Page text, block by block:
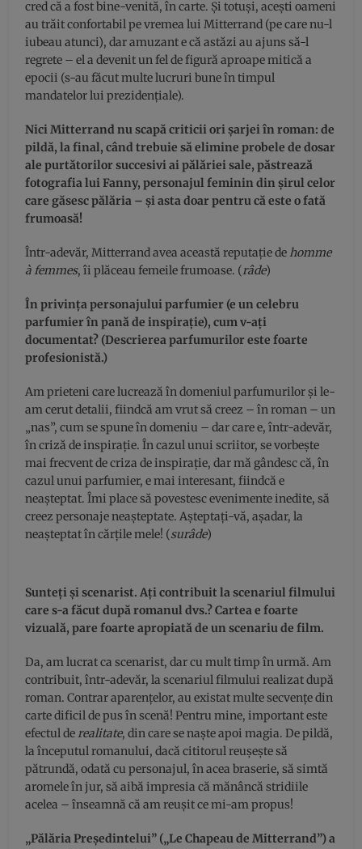
cred că a fost bine-venită, în carte. Şi totuşi, aceşti oameni
au trăit confortabil pe vremea lui Mitterrand (pe care nu-l
iubeau atunci), dar amuzant e că astăzi au ajuns să-l
regrete – el a devenit un fel de figură aproape mitică a
epocii (s-au făcut multe lucruri bune în timpul
mandatelor lui prezidenţiale).
Nici Mitterrand nu scapă criticii ori şarjei în roman: de
pildă, la final, când trebuie să elimine probele de dosar
ale purtătorilor succesivi ai pălăriei sale, păstrează
fotografia lui Fanny, personajul feminin din şirul celor
care găsesc pălăria – şi asta doar pentru că este o fată
frumoasă!
Într-adevăr, Mitterrand avea această reputaţie de homme
à femmes, îi plăceau femeile frumoase. (râde)
În privinţa personajului parfumier (e un celebru
parfumier în pană de inspiraţie), cum v-aţi
documentat? (Descrierea parfumurilor este foarte
profesionistă.)
Am prieteni care lucrează în domeniul parfumurilor şi le-
am cerut detalii, fiindcă am vrut să creez – în roman – un
„nas”, cum se spune în domeniu – dar care e, într-adevăr,
în criză de inspiraţie. În cazul unui scriitor, se vorbeşte
mai frecvent de criza de inspiraţie, dar mă gândesc că, în
cazul unui parfumier, e mai interesant, fiindcă e
neaşteptat. Îmi place să povestesc evenimente inedite, să
creez personaje neaşteptate. Aşteptaţi-vă, aşadar, la
neaşteptat în cărţile mele! (surâde)
Sunteţi şi scenarist. Aţi contribuit la scenariul filmului
care s-a făcut după romanul dvs.? Cartea e foarte
vizuală, pare foarte apropiată de un scenariu de film.
Da, am lucrat ca scenarist, dar cu mult timp în urmă. Am
contribuit, într-adevăr, la scenariul filmului realizat după
roman. Contrar aparenţelor, au existat multe secvenţe din
carte dificil de pus în scenă! Pentru mine, important este
efectul derealitate, din care se naşte apoi magia. De pildă,
la începutul romanului, dacă cititorul reuşeşte să
pătrundă, odată cu personajul, în acea braserie, să simtă
aromele în jur, să aibă impresia că mănâncă stridiile
acelea – înseamnă că am reuşit ce mi-am propus!
„Pălăria Preşedintelui” („Le Chapeau de Mitterrand”) a